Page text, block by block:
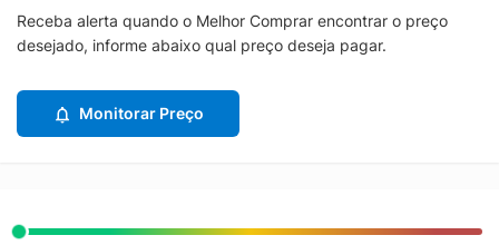
Receba alerta quando o Melhor Comprar encontrar o preço
desejado, informe abaixo qual preço deseja pagar.
Monitorar Preço